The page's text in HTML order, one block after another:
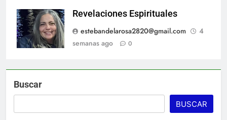
Revelaciones Espirituales
estebandelarosa2820@gmail.com
4
semanas ago
0
Buscar
BUSCAR